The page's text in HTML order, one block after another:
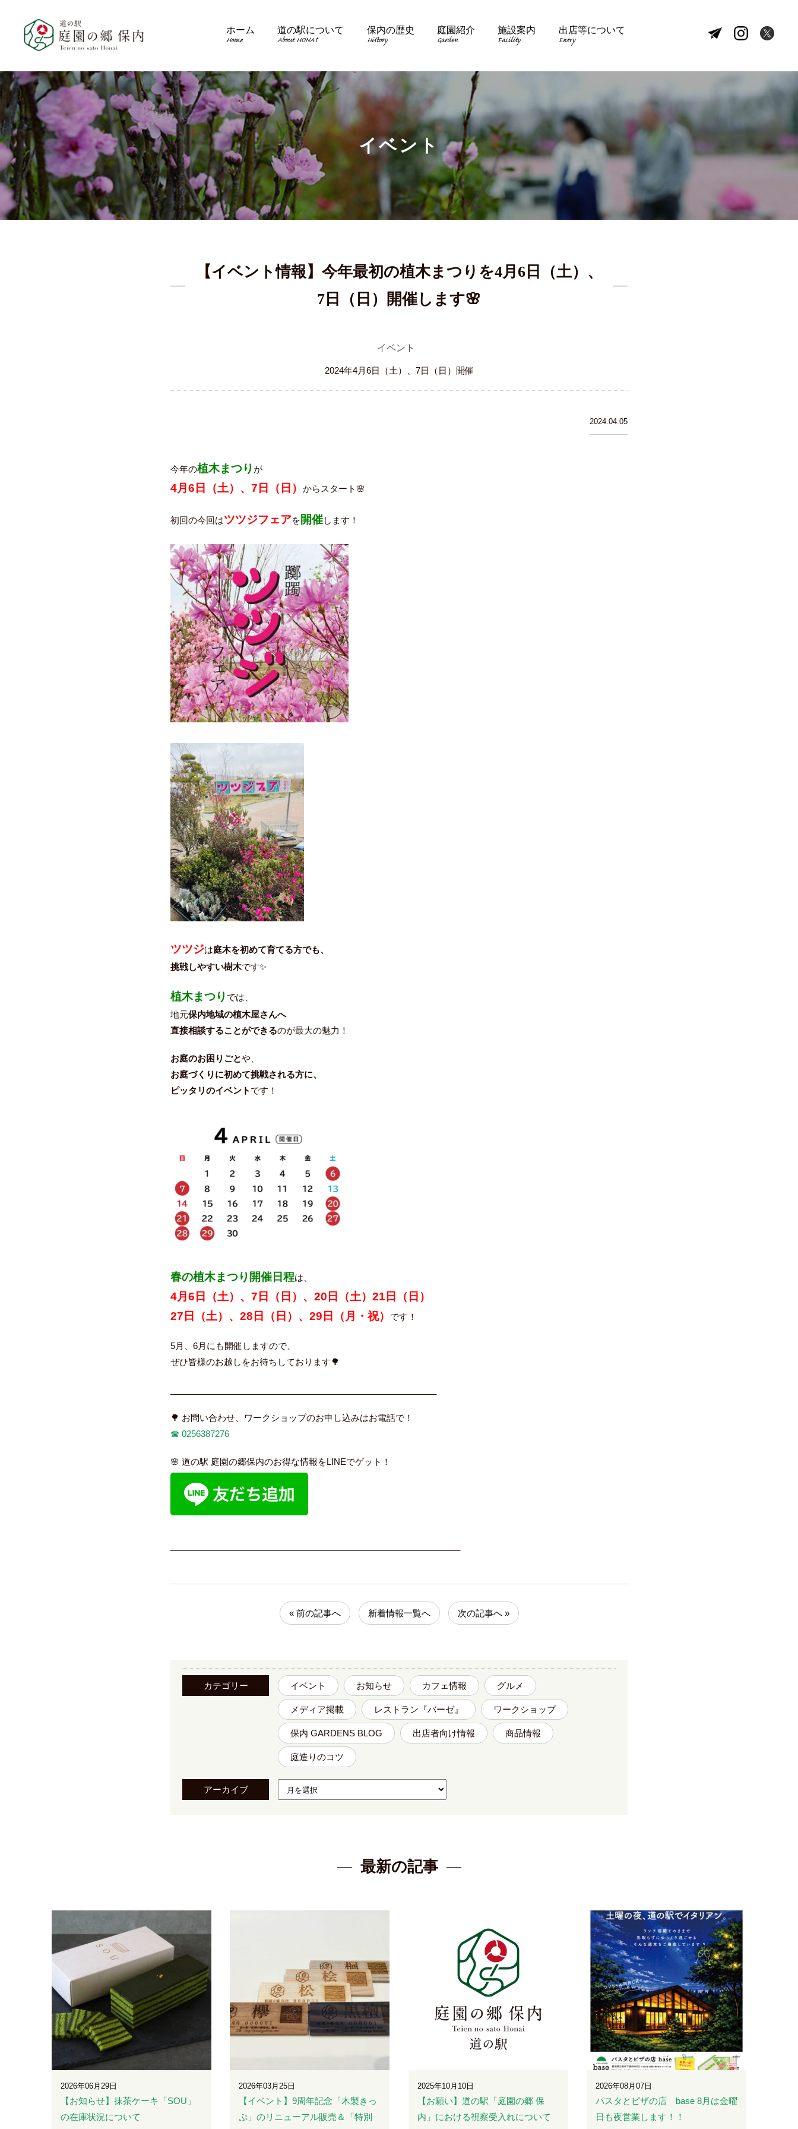
ホーム
Home
道の駅について
About HONAI
保内の歴史
History
庭園紹介
Garden
施設案内
Facility
出店等について
Entry
イベント
【イベント情報】今年最初の植木まつりを4月6日（土）、
7日（日）開催します🌸
イベント
2024年4月6日（土）、7日（日）開催
2024.04.05
今年の植木まつり が
4月6日（土）、7日（日） からスタート🌸
初回の今回はツツジフェアを 開催します！
ツツジは庭木を初めて育てる方でも、
挑戦しやすい樹木です✨
植木まつり では、
地元保内地域の植木屋さんへ
直接相談することができるのが最大の魅力！
お庭のお困りごとや、
お庭づくりに初めて挑戦される方に、
ピッタリのイベント です！
春の植木まつり開催日程は、
4月6日（土）、7日（日）、20日（土）21日（日）
27日（土）、28日（日）、29日（月・祝）
です！
5月、6月にも開催しますので、
ぜひ皆様のお越しをお待ちしております🌳
🌳 お問い合わせ、ワークショップのお申し込みはお電話で！
☎︎ 0256387276
🌸 道の駅 庭園の郷保内のお得な情報をLINEでゲット！
« 前の記事へ 新着情報一覧へ 次の記事へ »
カテゴリー イベント お知らせ カフェ情報 グルメ
メディア掲載 レストラン『バーゼ』 ワークショップ
保内 GARDENS BLOG 出店者向け情報 商品情報
庭造りのコツ
アーカイブ
最新の記事
2026年06月29日
【お知らせ】抹茶ケーキ「SOU」
の在庫状況について
2026年03月25日
【イベント】9周年記念「木製きっ
ぷ」のリニューアル販売＆「特別
2025年10月10日
【お願い】道の駅「庭園の郷 保
内」における視察受入れについて
2026年08月07日
パスタとピザの店 base 8月は金曜
日も夜営業します！！